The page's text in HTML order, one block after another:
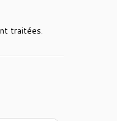
traitées.